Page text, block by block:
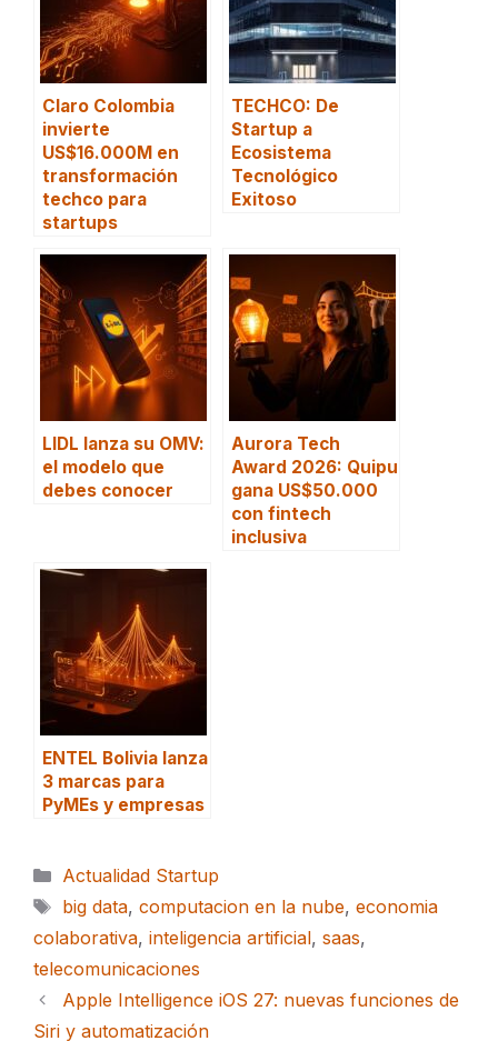
Claro Colombia
invierte
US$16.000M en
transformación
techco para
startups
TECHCO: De
Startup a
Ecosistema
Tecnológico
Exitoso
LIDL lanza su OMV:
el modelo que
debes conocer
Aurora Tech
Award 2026: Quipu
gana US$50.000
con fintech
inclusiva
ENTEL Bolivia lanza
3 marcas para
PyMEs y empresas
Categorías
Actualidad Startup
Etiquetas
big data, computacion en la nube, economia
colaborativa, inteligencia artificial, saas,
telecomunicaciones
Apple Intelligence iOS 27: nuevas funciones de
Siri y automatización